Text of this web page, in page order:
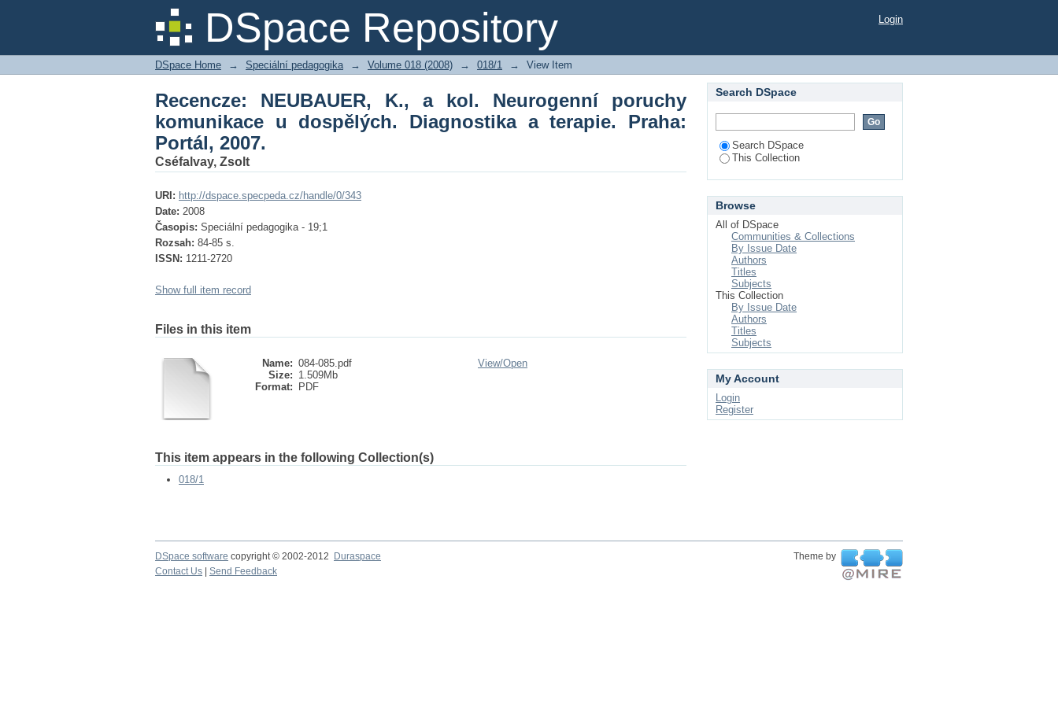
DSpace Repository
Recencze: NEUBAUER, K., a kol. Neurogenní poruchy komunikace u dospělých.
Diagnostika a terapie. Praha: Portál, 2007.
Login
DSpace Home → Speciální pedagogika → Volume 018 (2008) → 018/1 → View Item
Recencze: NEUBAUER, K., a kol. Neurogenní poruchy
komunikace u dospělých. Diagnostika a terapie. Praha:
Portál, 2007.
Cséfalvay, Zsolt
URI: http://dspace.specpeda.cz/handle/0/343
Date: 2008
Časopis: Speciální pedagogika - 19;1
Rozsah: 84-85 s.
ISSN: 1211-2720
Show full item record
Files in this item
Name: 084-085.pdf
Size: 1.509Mb
Format:
PDF
View/Open
This item appears in the following Collection(s)
018/1
Search DSpace
Search DSpace
This Collection
Browse
All of DSpace
Communities & Collections
By Issue Date
Authors
Titles
Subjects
This Collection
By Issue Date
Authors
Titles
Subjects
My Account
Login
Register
DSpace software copyright © 2002-2012 Duraspace
Theme by
Contact Us
Send Feedback